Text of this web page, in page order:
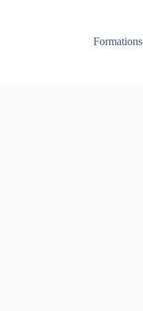
Formations